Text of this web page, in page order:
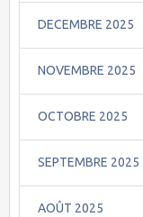
DECEMBRE 2025
NOVEMBRE 2025
OCTOBRE 2025
SEPTEMBRE 2025
AOÛT 2025